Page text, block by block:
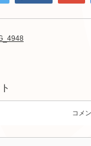
コメ